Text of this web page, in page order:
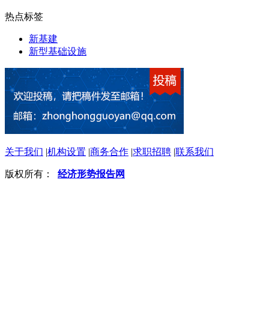
热点标签
新基建
新型基础设施
关于我们 |机构设置 |商务合作 |求职招聘 |联系我们
版权所有： 经济形势报告网